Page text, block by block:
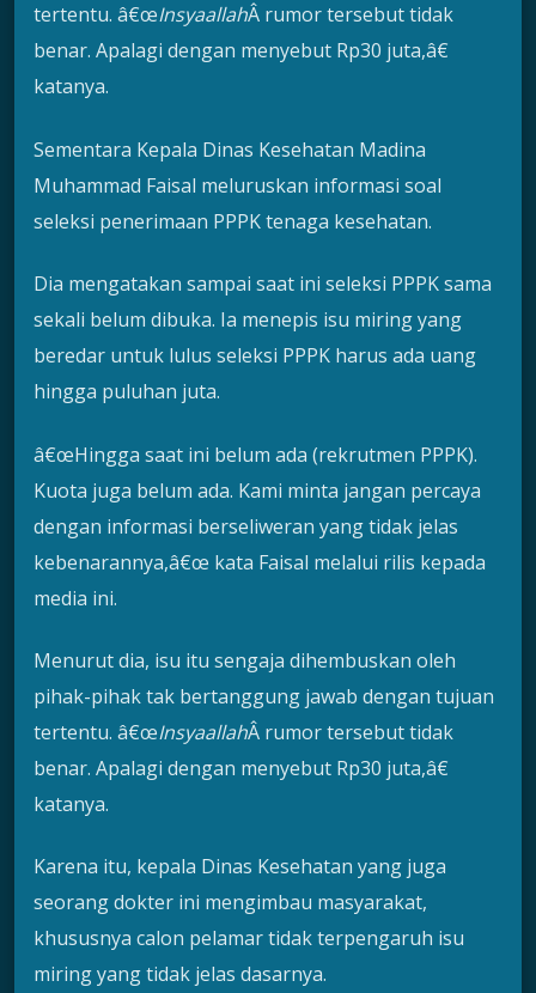
tertentu. â€œInsyaallahÂ rumor tersebut tidak
benar. Apalagi dengan menyebut Rp30 juta,â€
katanya.
Sementara Kepala Dinas Kesehatan Madina
Muhammad Faisal meluruskan informasi soal
seleksi penerimaan PPPK tenaga kesehatan.
Dia mengatakan sampai saat ini seleksi PPPK sama
sekali belum dibuka. Ia menepis isu miring yang
beredar untuk lulus seleksi PPPK harus ada uang
hingga puluhan juta.
â€œHingga saat ini belum ada (rekrutmen PPPK).
Kuota juga belum ada. Kami minta jangan percaya
dengan informasi berseliweran yang tidak jelas
kebenarannya,â€œ kata Faisal melalui rilis kepada
media ini.
Menurut dia, isu itu sengaja dihembuskan oleh
pihak-pihak tak bertanggung jawab dengan tujuan
tertentu. â€œInsyaallahÂ rumor tersebut tidak
benar. Apalagi dengan menyebut Rp30 juta,â€
katanya.
Karena itu, kepala Dinas Kesehatan yang juga
seorang dokter ini mengimbau masyarakat,
khususnya calon pelamar tidak terpengaruh isu
miring yang tidak jelas dasarnya.